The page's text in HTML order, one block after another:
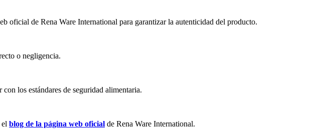
oficial de Rena Ware International para garantizar la autenticidad del producto.
o negligencia.
los estándares de seguridad alimentaria.
blog de la página web oficial de Rena Ware International.